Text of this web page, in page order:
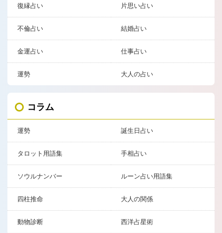
復縁占い 片思い占い
不倫占い 結婚占い
金運占い 仕事占い
運勢 大人の占い
コラム
運勢 誕生日占い
タロット用語集 手相占い
ソウルナンバー ルーン占い用語集
四柱推命 大人の関係
動物診断 西洋占星術